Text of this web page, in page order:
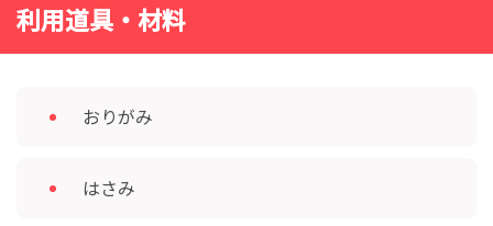
利用道具・材料
おりがみ
はさみ